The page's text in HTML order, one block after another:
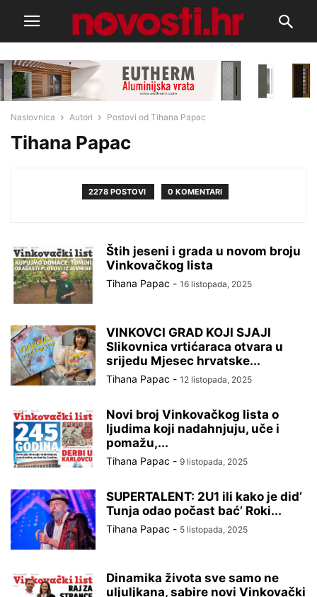
Naslovnica Autori Postovi od Tihana Papac
Tihana Papac
2278 POSTOVI 0 KOMENTARI
Štih jeseni i grada u novom broju
Vinkovačkog lista
Tihana Papac - 16 listopada, 2025
VINKOVCI GRAD KOJI SJAJI
Slikovnica vrtićaraca otvara u
srijedu Mjesec hrvatske...
Tihana Papac - 12 listopada, 2025
Novi broj Vinkovačkog lista o
ljudima koji nadahnjuju, uče i
pomažu,...
Tihana Papac - 9 listopada, 2025
SUPERTALENT: 2U1 ili kako je did’
Tunja odao počast bać’ Roki...
Tihana Papac - 5 listopada, 2025
Dinamika života sve samo ne
uljuljkana, sabire novi Vinkovački